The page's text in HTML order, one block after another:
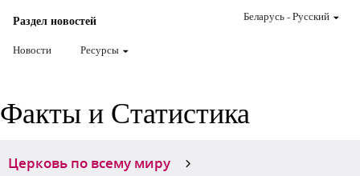
Раздел новостей
Новости Ресурсы
Беларусь-Pусский
Факты и Статистика
Церковь по всему миру